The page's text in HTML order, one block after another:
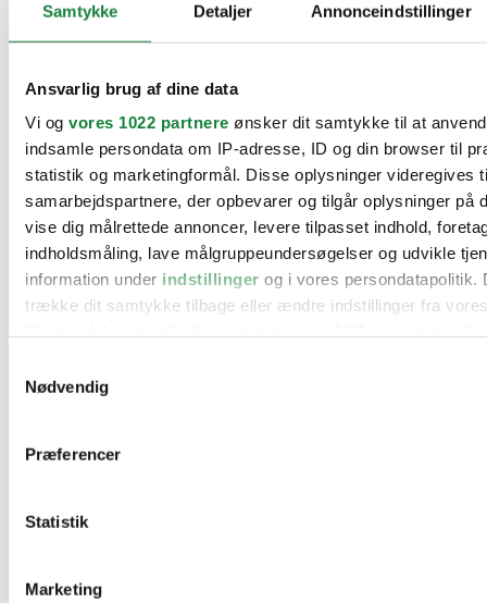
Samtykke Detaljer Annonceindstillinger
Ansvarlig brug af dine data
Vi og vores 1022 partnere ønsker dit samtykke til at
indsamle persondata om IP-adresse, ID og din browser til
statistik og marketingformål. Disse oplysninger videregives
samarbejdspartnere, der opbevarer og tilgår oplysninger på
vise dig målrettede annoncer, levere tilpasset indhold,
indholdsmåling, lave målgruppeundersøgelser og udvikle
information under indstillinger og i vores persondatapolitik.
trække dit samtykke tilbage eller ændre indstillinger fra
Hvis du tillader det, vil vi også gerne:
Identificere din enhed baseret på en scanning af
Dine valg anvendes på hele websitet.
Nødvendig
Præferencer
Statistik
Marketing
Tesla
Toyota (1)
Audi
BMW
Citroën
Cupra
Dacia
Fiat
Ford
Hyundai
Mercedes
MG
Peugeot
Suzuki
Øvrige informationer